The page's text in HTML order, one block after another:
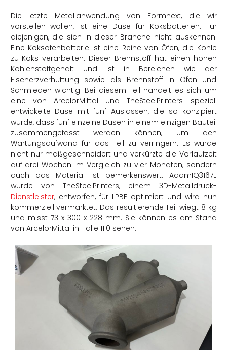
Die letzte Metallanwendung von Formnext, die wir
vorstellen wollen, ist eine Düse für Koksbatterien. Für
diejenigen, die sich in dieser Branche nicht auskennen:
Eine Koksofenbatterie ist eine Reihe von Öfen, die Kohle
zu Koks verarbeiten. Dieser Brennstoff hat einen hohen
Kohlenstoffgehalt und ist in Bereichen wie der
Eisenerzverhüttung sowie als Brennstoff in Öfen und
Schmieden wichtig. Bei diesem Teil handelt es sich um
eine von ArcelorMittal und TheSteelPrinters speziell
entwickelte Düse mit fünf Auslässen, die so konzipiert
wurde, dass fünf einzelne Düsen in einem einzigen Bauteil
zusammengefasst werden können, um den
Wartungsaufwand für das Teil zu verringern. Es wurde
nicht nur maßgeschneidert und verkürzte die Vorlaufzeit
auf drei Wochen im Vergleich zu vier Monaten, sondern
auch das Material ist bemerkenswert. AdamIQ3167L
wurde von TheSteelPrinters, einem 3D-Metalldruck-
Dienstleister, entworfen, für LPBF optimiert und wird nun
kommerziell vermarktet. Das resultierende Teil wiegt 8 kg
und misst 73 x 300 x 228 mm. Sie können es am Stand
von ArcelorMittal in Halle 11.0 sehen.